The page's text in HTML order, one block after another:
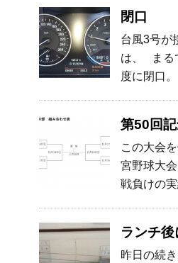
閉口
台風3号が
は、 まる
度に閉口
第50回
この大会
宮野球大
戦負けの
ランチ
昨日の続